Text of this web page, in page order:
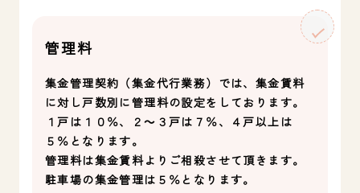
管理料
集金管理契約（集金代行業務）では、集金賃料
に対し戸数別に管理料の設定をしております。
１戸は１０％、２～３戸は７％、４戸以上は
５％となります。
管理料は集金賃料よりご相殺させて頂きます。
駐車場の集金管理は５％となります。